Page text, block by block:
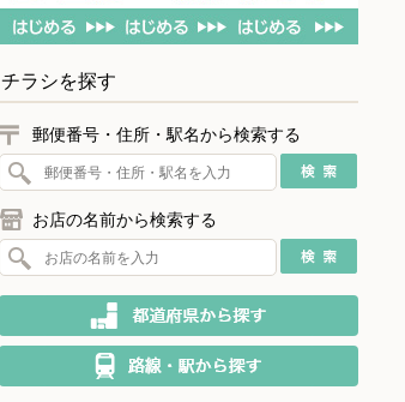
チラシを探す
郵便番号・住所・駅名から検索する
お店の名前から検索する